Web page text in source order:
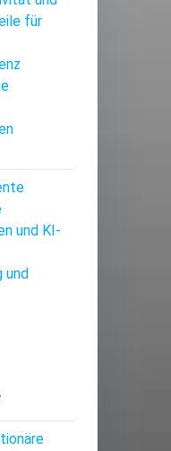
für
und KI-
und